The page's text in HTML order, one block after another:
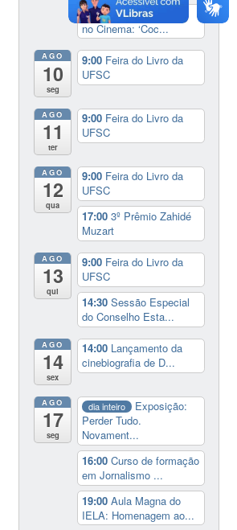
20:00 Cineclube África
no Cinema: ‘Coc...
AGO
10
seg
9:00 Feira do Livro da
UFSC
AGO
11
ter
9:00 Feira do Livro da
UFSC
AGO
12
qua
9:00 Feira do Livro da
UFSC
17:003º Prêmio Zahidé
Muzart
AGO
13
qui
9:00 Feira do Livro da
UFSC
14:30Sessão Especial
do Conselho Esta...
AGO
14
sex
14:00 Lançamento da
cinebiografia de D...
AGO
17
seg
dia inteiro
Exposição:
Perder Tudo.
Novament...
16:00Curso de formação
em Jornalismo ...
19:00Aula Magna do
IELA: Homenagem ao...